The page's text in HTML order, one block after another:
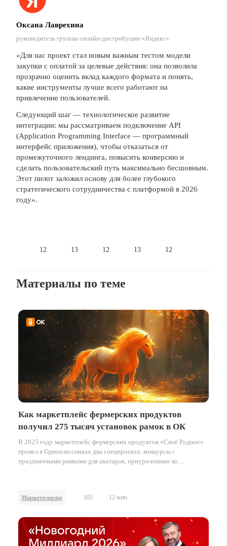
Оксана Лаврехина
руководитель группы онлайн-дистрибуции «Яндекс»
«Для нас проект стал новым важным тестом модели
закупки с оплатой за целевые действия: она позволила
прозрачно оценить вклад каждого формата и понять,
какие инструменты лучше всего работают на
привлечение пользователей.
Следующий шаг — технологическое развитие
интеграции: мы рассматриваем подключение API
(Application Programming Interface — программный
интерфейс приложения), чтобы отказаться от
промежуточного лендинга, повысить конверсию и
сделать пользовательский путь максимально бесшовным.
Этот пилот заложил основу для более глубокого
стратегического сотрудничества с платформой в 2026
году».
12 13 12 13 12
Материалы по теме
Как маркетплейс фермерских продуктов
получил 275 тысяч установок рамок в ОК
В 2025 году маркетплейс фермерских продуктов «Своё Родное»
провел в Одноклассниках два спецпроекта: конкурсы с
праздничными рамками для аватарок, приуроченные ко
Маркетологам 105 12 мин.